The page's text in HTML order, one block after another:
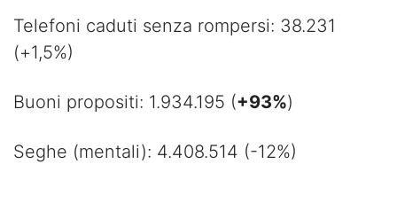
Telefoni caduti senza rompersi: 38.231
(+1,5%)
Buoni propositi: 1.934.195 (+93%)
Seghe (mentali): 4.408.514 (-12%)